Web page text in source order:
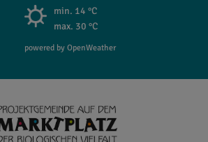
min. 14 °C
max. 30 °C
powered by OpenWeather